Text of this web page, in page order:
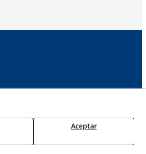
Aceptar